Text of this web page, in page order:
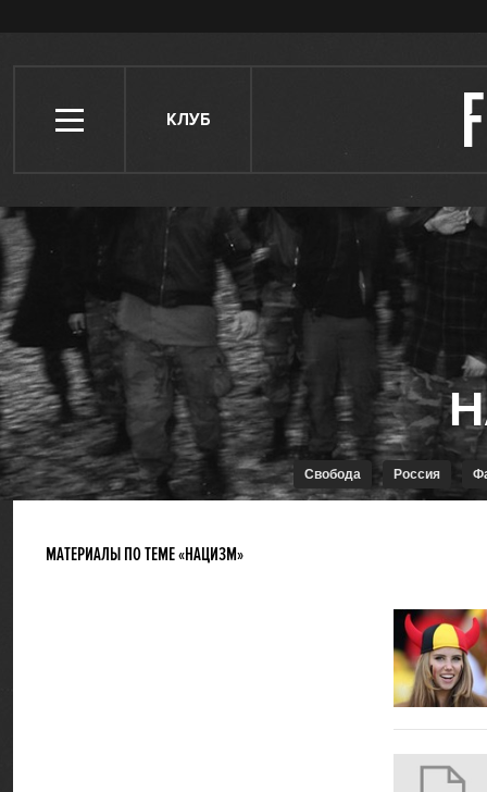
КЛУБ
Свобода Россия
МАТЕРИАЛЫ ПО ТЕМЕ «НАЦИЗМ»